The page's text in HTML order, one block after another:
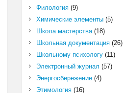
Филология(9)
Химические элементы(5)
Школа мастерства(18)
Школьная документация(26)
Школьному психологу(11)
Электронный журнал (57)
Энергосбережение(4)
Этимология(16)